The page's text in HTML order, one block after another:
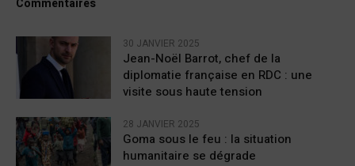
Commentaires
30 JANVIER 2025
Jean-Noël Barrot, chef de la
diplomatie française en RDC : une
visite sous haute tension
28 JANVIER 2025
Goma sous le feu : la situation
humanitaire se dégrade